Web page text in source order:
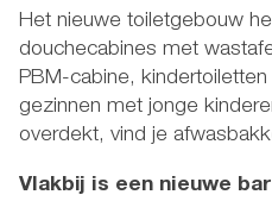
Het nieuwe toiletgebouw
douchecabines met
PBM-cabine,
gezinnen met jonge
overdekt, vind je
Vlakbij is een nieuwe